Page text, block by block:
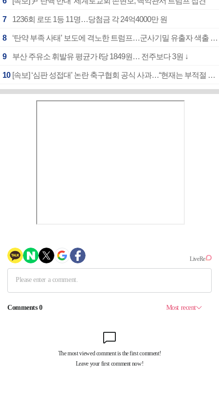
7 1236회 로또 1등 11명…당첨금 각 24억4000만 원
8 ‘탄약 부족 사태’ 보도에 격노한 트럼프…군사기밀 유출자 색출 지시
9 부산 주유소 휘발유 평균가 ℓ당 1849원… 전주보다 3원 ↓
10 [속보] ‘심판 성접대’ 논란 축구협회 공식 사과…“현재는 부적절 행위 없어”